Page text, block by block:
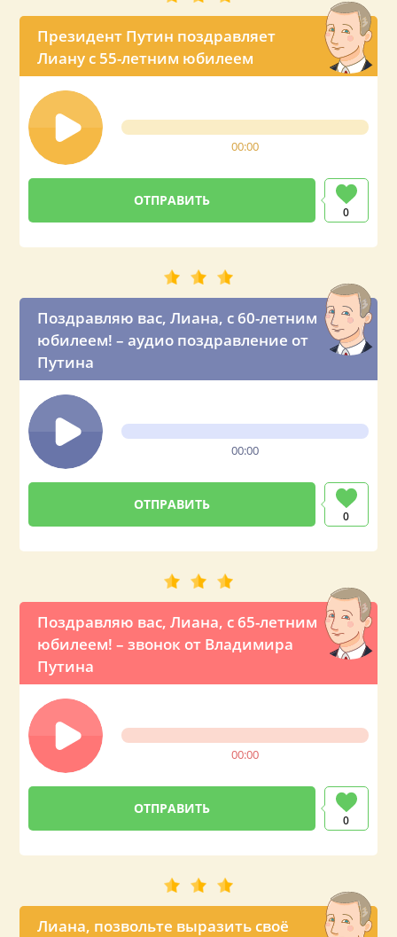
Президент Путин поздравляет
Лиану с 55-летним юбилеем
00:00
0
Поздравляю вас, Лиана, с 60-летним
юбилеем! – аудио поздравление от
Путина
00:00
0
Поздравляю вас, Лиана, с 65-летним
юбилеем! – звонок от Владимира
Путина
00:00
0
Лиана, позвольте выразить своё